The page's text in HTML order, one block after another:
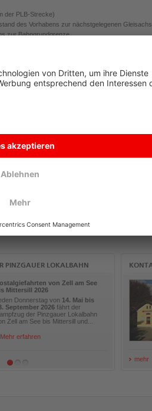
der PLB-Strecke)
des Vorhabens zur nächstgelegenen
zur Bahngrundgrenze
erforderlich sein
/ von der Bauwerberin unterschrieben
an den Bauwerber / die Bauwerberin zur
angeführt, welche Ihnen im Zuge des
der Salzburger Landesregierung und die
PINZGAUER LOKALBAHN
von Zell am See
Mittersill 2026
Donnerstag von 14. Mai bis
September 2026 fährt der
der Pinzgauer Lokalbahn
Zell am See bis Mittersill und...
Mehr erfahren
mehr